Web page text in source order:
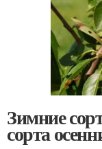
Зимние
сорта